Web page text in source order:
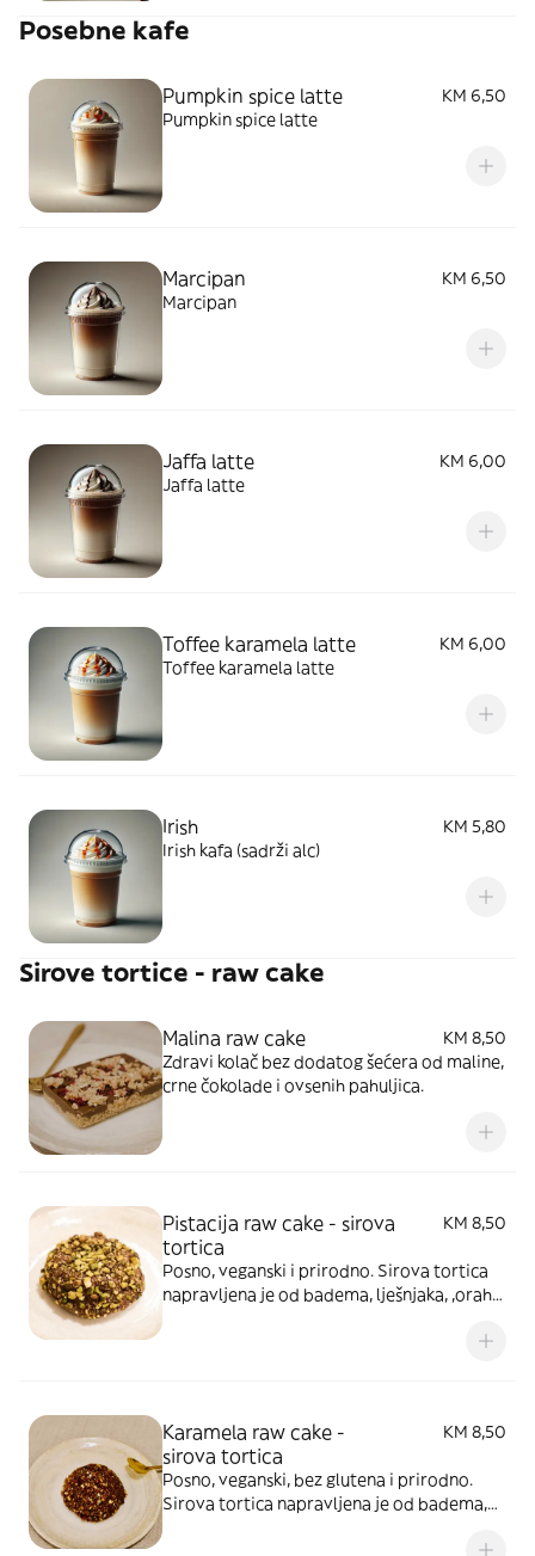
Posebne kafe
Pumpkin spice latte
KM 6,50
Pumpkin spice latte
Marcipan
KM 6,50
Marcipan
Jaffa latte
KM 6,00
Jaffa latte
Toffee karamela latte
KM 6,00
Toffee karamela latte
Irish
KM 5,80
Irish kafa (sadrži alc)
Sirove tortice - raw cake
Malina raw cake
KM 8,50
Zdravi kolač bez dodatog šećera od maline,
crne čokolade i ovsenih pahuljica.
Pistacija raw cake - sirova
tortica
KM 8,50
Posno, veganski i prirodno. Sirova tortica
napravljena je od badema, lješnjaka, ,oraha,
Karamela raw cake -
sirova tortica
KM 8,50
Posno, veganski, bez glutena i prirodno.
Sirova tortica napravljena je od badema,